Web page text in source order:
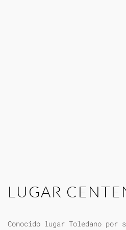
LUGAR
Conocido lugar Toledano por